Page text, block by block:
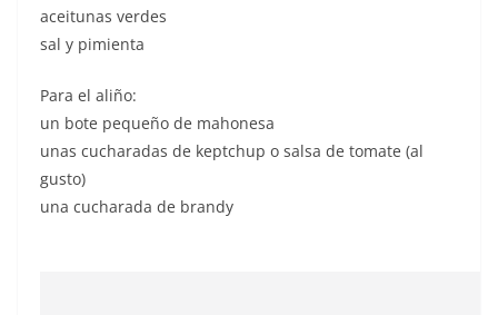
aceitunas verdes
sal y pimienta
Para el aliño:
un bote pequeño de mahonesa
unas cucharadas de keptchup o salsa de tomate (al
gusto)
una cucharada de brandy